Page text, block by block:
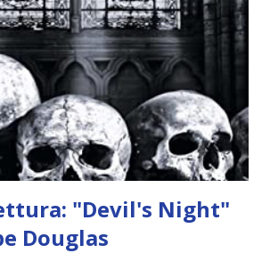
non è più "l'angelo puro" che
aver ucciso altri mezzi angeli, tipo
Haniel seguito da altri ibridi, si reca
risultati. Infine cercano nella
Rafael alle prese con gli angeli puri,
"Devil's Night"
Douglas